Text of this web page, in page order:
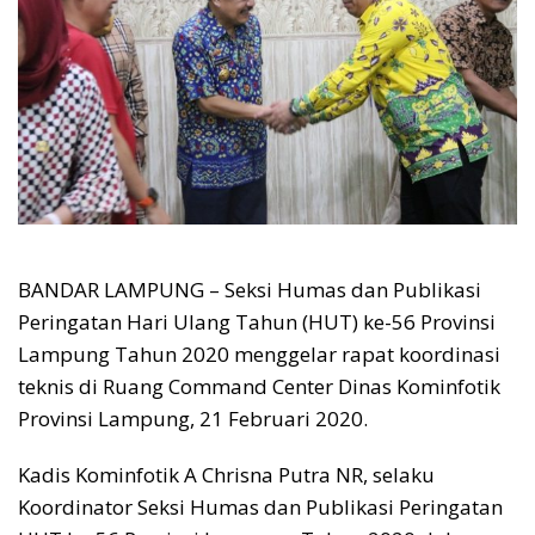
BANDAR LAMPUNG – Seksi Humas dan Publikasi
Peringatan Hari Ulang Tahun (HUT) ke-56 Provinsi
Lampung Tahun 2020 menggelar rapat koordinasi
teknis di Ruang Command Center Dinas Kominfotik
Provinsi Lampung, 21 Februari 2020.
Kadis Kominfotik A Chrisna Putra NR, selaku
Koordinator Seksi Humas dan Publikasi Peringatan